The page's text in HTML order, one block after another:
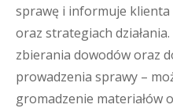
sprawę i informuje klienta
oraz strategiach
zbierania dowodów oraz
prowadzenia sprawy –
gromadzenie materiałów